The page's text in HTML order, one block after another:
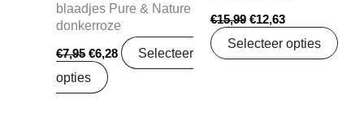
blaadjes Pure & Nature
donkerroze
€7,95 €6,28
Selecteer
opties
€15,99 €12,63
Selecteer opties